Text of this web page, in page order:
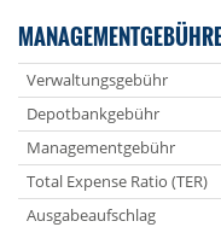
Verwaltungsgebühr
Depotbankgebühr
Managementgebühr
Total Expense Ratio (TER)
Ausgabeaufschlag